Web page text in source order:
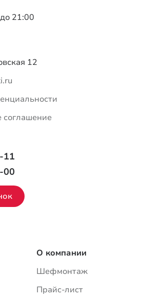
21:00
О компании
Шефмонтаж
Прайс-лист
12
соглашение
11
00